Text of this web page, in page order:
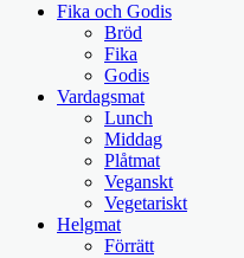
Fika och Godis
Bröd
Fika
Godis
Vardagsmat
Lunch
Middag
Plåtmat
Veganskt
Vegetariskt
Helgmat
Förrätt